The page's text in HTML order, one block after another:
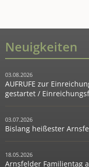
Neuigkeiten
03.08.2026
AUFRUFE zur
gestartet /
03.07.2026
Bislang heißester
18.05.2026
Arnsfelder Familientag